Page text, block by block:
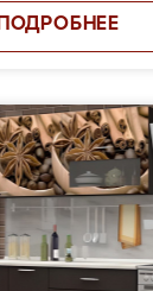
ПОДРОБНЕЕ